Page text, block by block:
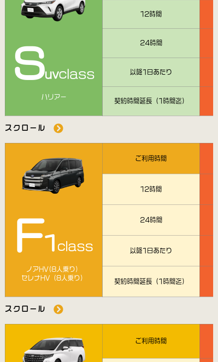
Suvclass
ハリアー
12時間
24時間
以降1日あたり
契約時間延長（1時間迄）
スクロール
F1 class
ノアHV(8人乗り）
セレナHV（8人乗り）
ご利用時間
12時間
24時間
以降1日あたり
契約時間延長（1時間迄）
スクロール
ご利用時間